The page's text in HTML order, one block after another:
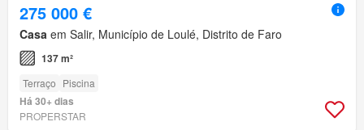
275 000 €
Casa em Salir, Município de Loulé, Distrito de Faro
137 m²
Terraço Piscina
Há 30+ dias
PROPERSTAR